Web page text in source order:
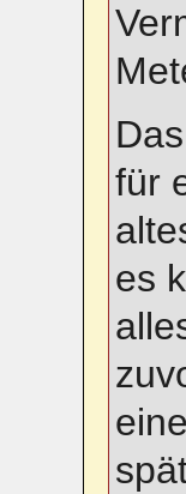
für
es